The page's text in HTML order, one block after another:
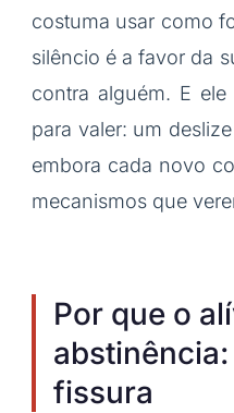
costuma usar como
silêncio é a favor da
contra alguém. E
para valer: um
embora cada novo
mecanismos que
Por que o
fissura